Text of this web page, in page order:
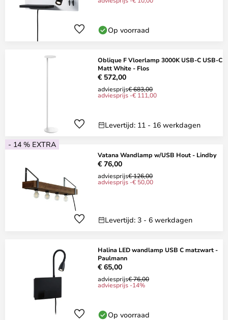
Op voorraad
Oblique F Vloerlamp 3000K USB-C USB-C
Matt White - Flos
€ 572,00
adviesprijs€ 683,00
adviesprijs -€ 111,00
Levertijd: 11 - 16 werkdagen
- 14 % EXTRA
Vatana Wandlamp w/USB Hout - Lindby
€ 76,00
adviesprijs€ 126,00
adviesprijs -€ 50,00
Levertijd: 3 - 6 werkdagen
Halina LED wandlamp USB C matzwart -
Paulmann
€ 65,00
adviesprijs€ 76,00
adviesprijs -14%
Op voorraad